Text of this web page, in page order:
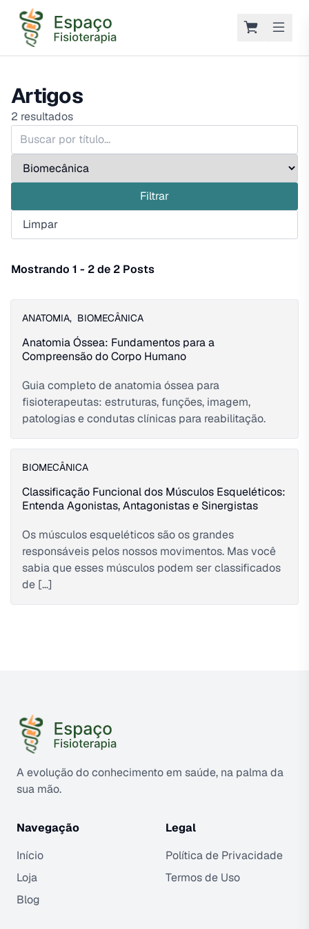
Artigos
2 resultados
Filtrar
Limpar
Mostrando 1 - 2 de 2 Posts
ANATOMIA, BIOMECÂNICA
Anatomia Óssea: Fundamentos para a
Compreensão do Corpo Humano
Guia completo de anatomia óssea para
fisioterapeutas: estruturas, funções, imagem,
patologias e condutas clínicas para reabilitação.
BIOMECÂNICA
Classificação Funcional dos Músculos Esqueléticos:
Entenda Agonistas, Antagonistas e Sinergistas
Os músculos esqueléticos são os grandes
responsáveis pelos nossos movimentos. Mas você
sabia que esses músculos podem ser classificados
de […]
A evolução do conhecimento em saúde, na palma da
sua mão.
Navegação
Início
Loja
Blog
Legal
Política de Privacidade
Termos de Uso